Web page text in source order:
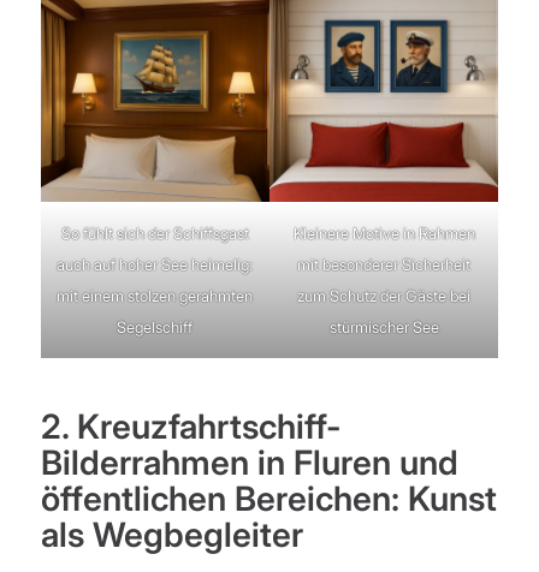
So fühlt sich der Schiffsgast
auch auf hoher See heimelig:
mit einem stolzen gerahmten
Segelschiff
Kleinere Motive in Rahmen
mit besonderer Sicherheit
zum Schutz der Gäste bei
stürmischer See
2. Kreuzfahrtschiff-
Bilderrahmen in Fluren und
öffentlichen Bereichen: Kunst
als Wegbegleiter